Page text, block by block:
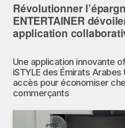
Partenaires
Notre Entreprise
| AR
Révolutionner
ENTERTAINER
application
Une application innovante
iSTYLE des Émirats Arabes
accès pour économiser
commerçants